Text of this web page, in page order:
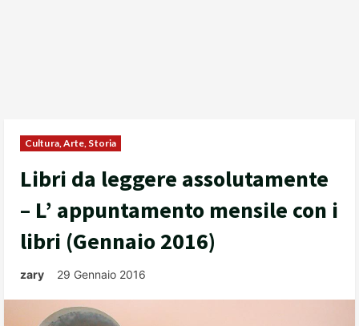
Cultura, Arte, Storia
Libri da leggere assolutamente
– L’ appuntamento mensile con i
libri (Gennaio 2016)
zary 29 Gennaio 2016